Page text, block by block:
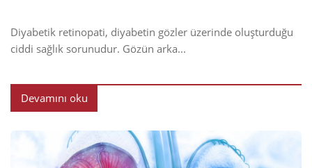
Diyabetik retinopati, diyabetin gözler üzerinde oluşturduğu
ciddi sağlık sorunudur. Gözün arka...
Devamını oku